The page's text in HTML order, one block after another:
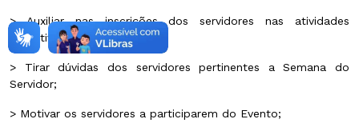
> Auxiliar nas inscrições dos servidores nas atividades
esportivas e nas palestras;
> Tirar dúvidas dos servidores pertinentes a Semana do
Servidor;
> Motivar os servidores a participarem do Evento;